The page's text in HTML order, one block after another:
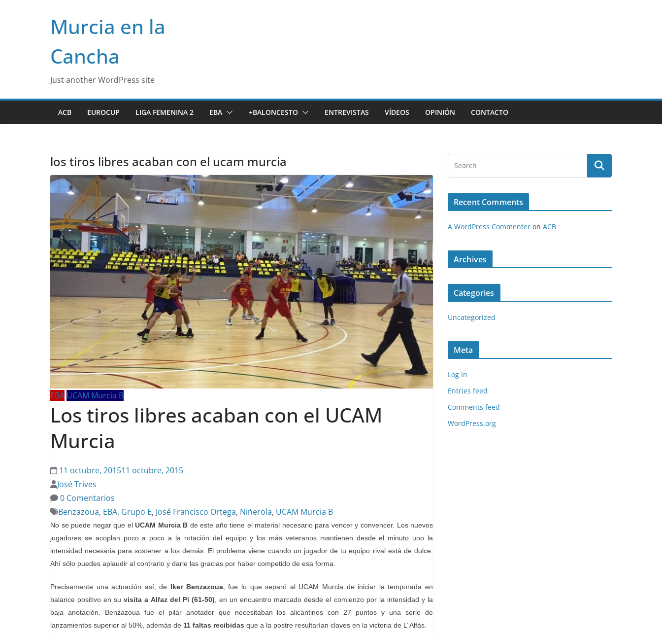
Murcia en la
Cancha
Just another WordPress site
ACB EUROCUP LIGA FEMENINA 2 EBA +BALONCESTO ENTREVISTAS VÍDEOS OPINIÓN CONTACTO
los tiros libres acaban con el ucam murcia
EBA UCAM Murcia B
Los tiros libres acaban con el UCAM
Murcia
11 octubre, 201511 octubre, 2015
José Trives
0 Comentarios
Benzazoua, EBA, Grupo E, José Francisco Ortega, Niñerola, UCAM Murcia B
No se puede negar que elUCAM Murcia B de este año tiene el material necesario para vencer y convencer. Los nuevos
jugadores se acoplan poco a poco a la rotación del equipo y los más veteranos mantienen desde el minuto uno la
intensidad necesaria para sostener a los demás. El problema viene cuando un jugador de tu equipo rival está de dulce.
Ahí sólo puedes aplaudir al contrario y darle las gracias por haber competido de esa forma.
Precisamente una actuación así, de Iker Benzazoua, fue lo que separó al UCAM Murcia de iniciar la temporada en
balance positivo en suvisita a Alfaz del Pi (61-50), en un encuentro marcado desde el comienzo por la intensidad y la
baja anotación. Benzazoua fue el pilar anotador que necesitaban los alicantinos con 27 puntos y una serie de
lanzamientos superior al 50%, además de 11 faltas recibidas que a la postre resultarían claves en la victoria de L’ Alfàs.
Recent Comments
A WordPress Commenter on ACB
Archives
Categories
Uncategorized
Meta
Log in
Entries feed
Comments feed
WordPress.org